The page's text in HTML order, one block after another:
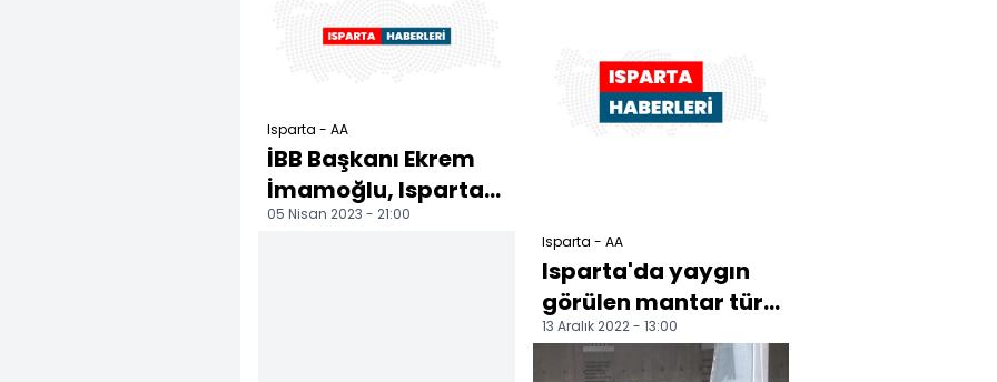
Isparta - AA
İBB Başkanı Ekrem
İmamoğlu, Isparta
ve Burdur'da
05 Nisan 2023 - 21:00
Isparta - AA
Isparta'da yaygın
görülen mantar türü
dünya literatürüne
girdi
13 Aralık 2022 - 13:00